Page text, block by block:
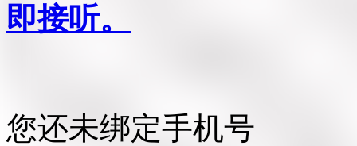
即接听。
您还未绑定手机号